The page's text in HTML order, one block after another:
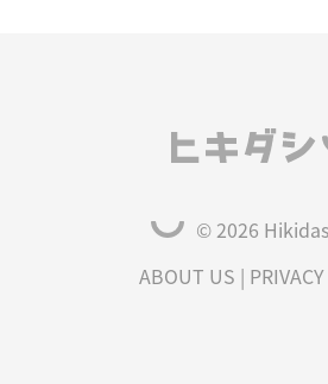
© 2026
ABOUT US |